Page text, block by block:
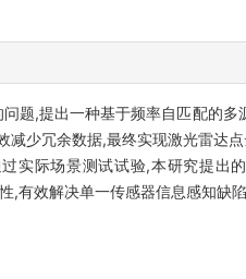
题,提出一种基于频率自匹配的
少冗余数据,最终实现激光雷达
实际场景测试试验,本研究提出
有效解决单一传感器信息感知缺陷